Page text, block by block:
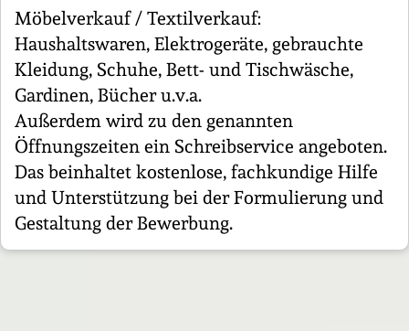
Möbelverkauf / Textilverkauf:
Haushaltswaren, Elektrogeräte, gebrauchte
Kleidung, Schuhe, Bett- und Tischwäsche,
Gardinen, Bücher u.v.a.
Außerdem wird zu den genannten
Öffnungszeiten ein Schreibservice angeboten.
Das beinhaltet kostenlose, fachkundige Hilfe
und Unterstützung bei der Formulierung und
Gestaltung der Bewerbung.